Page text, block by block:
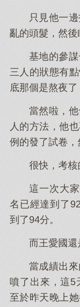
只見他一
亂的頭髮，然後
基地的參
三人的狀態有
底那個是熬夜了
當然啦，
人的方法，他
例的發了試卷，
很快，考核
這一次大
名已經達到了
到了94分。
而王愛國
當成績出
噴了出來，這5
至於昨天晚上